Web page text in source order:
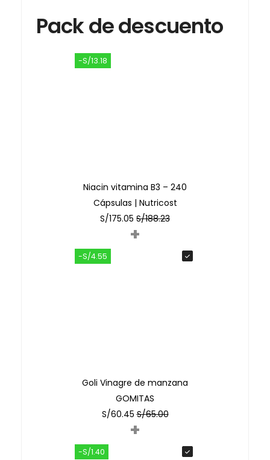
Pack de descuento
-S/13.18
Niacin vitamina B3 – 240
Cápsulas | Nutricost
S/175.05 S/188.23
+
-S/4.55
Goli Vinagre de manzana
GOMITAS
S/60.45 S/65.00
+
-S/1.40